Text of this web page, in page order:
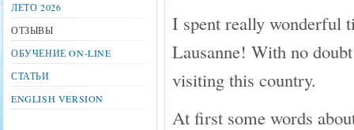
I spent really wonderful
Lausanne! With no
visiting this country.
At first some words
ЛЕТО 2026
ОТЗЫВЫ
ОБУЧЕНИЕ ON-LINE
СТАТЬИ
ENGLISH VERSION